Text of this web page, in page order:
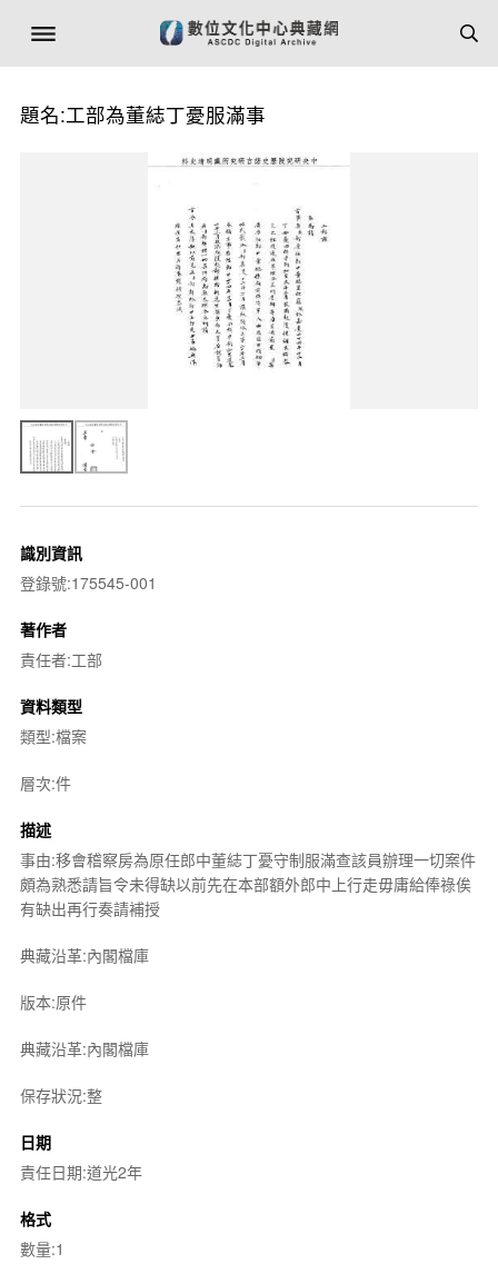
題名:工部為董綕丁憂服滿事
識別資訊
登錄號:175545-001
著作者
責任者:工部
資料類型
類型:檔案
層次:件
描述
事由:移會稽察房為原任郎中董綕丁憂守制服滿查該員辦理一切案件
頗為熟悉請旨令未得缺以前先在本部額外郎中上行走毋庸給俸祿俟
有缺出再行奏請補授
典藏沿革:內閣檔庫
版本:原件
典藏沿革:內閣檔庫
保存狀況:整
日期
責任日期:道光2年
格式
數量:1